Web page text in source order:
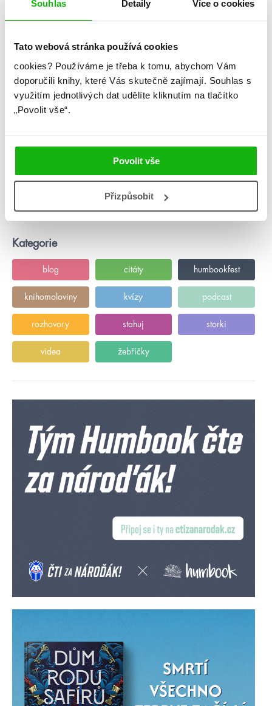
Souhlas Detaily Více o cookies
Tato webová stránka používá cookies
cookies? Používáme je třeba k tomu, abychom Vám
doporučili knihy, které Vás skutečně zajímají. Souhlas s
využitím jednotlivých dat udělíte kliknutím na tlačítko
„Povolit vše“.
Povolit vše
Přizpůsobit
citáty
světa, jen abys někomu dokázal, že ho
máš rád. Lepší je ty dva světy propojit.
Tvůj svět se tím zvětší, a ne naopak.
#justinareynolds #opakvěčnosti
Justin A. Reynolds: Opak věčnosti
Kategorie
blog citáty humbookfest
knihomoloviny kvízy podcast
rozhovory stahuj storki
videa žebříčky